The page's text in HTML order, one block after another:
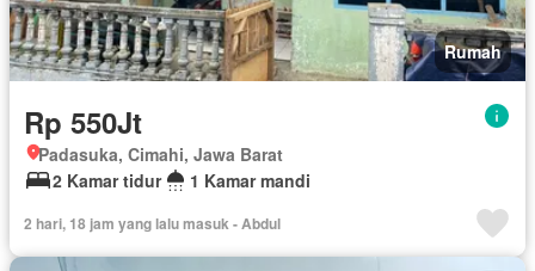
Rumah
Rp 550Jt
Padasuka, Cimahi, Jawa Barat
2 Kamar tidur
1 Kamar mandi
2 hari, 18 jam yang lalu masuk - Abdul